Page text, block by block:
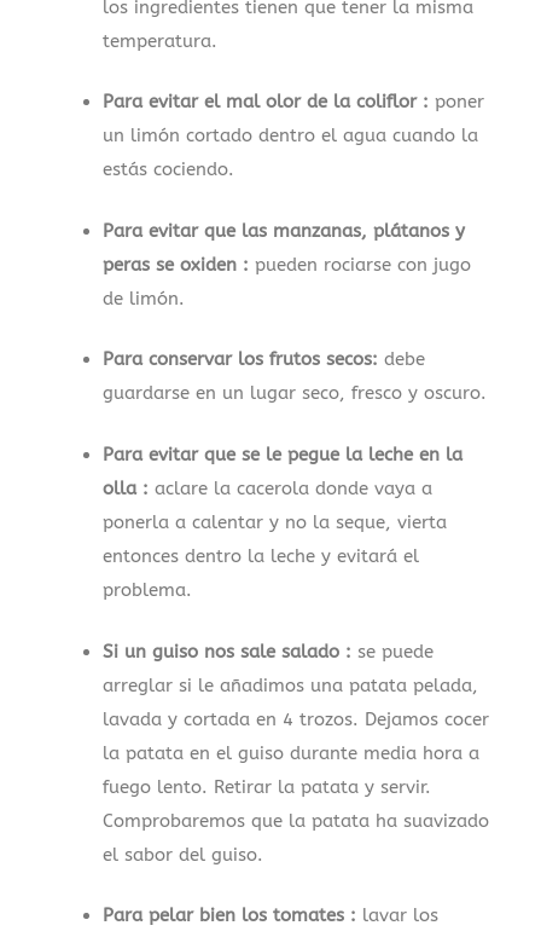
los ingredientes tienen que tener la misma
temperatura.
Para evitar el mal olor de la coliflor : poner
un limón cortado dentro el agua cuando la
estás cociendo.
Para evitar que las manzanas, plátanos y
peras se oxiden : pueden rociarse con jugo
de limón.
Para conservar los frutos secos: debe
guardarse en un lugar seco, fresco y oscuro.
Para evitar que se le pegue la leche en la
olla : aclare la cacerola donde vaya a
ponerla a calentar y no la seque, vierta
entonces dentro la leche y evitará el
problema.
Si un guiso nos sale salado : se puede
arreglar si le añadimos una patata pelada,
lavada y cortada en 4 trozos. Dejamos cocer
la patata en el guiso durante media hora a
fuego lento. Retirar la patata y servir.
Comprobaremos que la patata ha suavizado
el sabor del guiso.
Para pelar bien los tomates : lavar los